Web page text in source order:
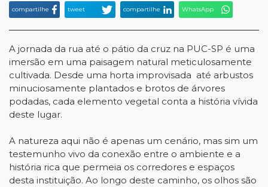
compartilhe tweet compartilhe WhatsApp
A jornada da rua até o pátio da cruz na PUC-SP é uma
imersão em uma paisagem natural meticulosamente
cultivada. Desde uma horta improvisada até arbustos
minuciosamente plantados e brotos de árvores
podadas, cada elemento vegetal conta a história vívida
deste lugar.
A natureza aqui não é apenas um cenário, mas sim um
testemunho vivo da conexão entre o ambiente e a
história rica que permeia os corredores e espaços
desta instituição. Ao longo deste caminho, os olhos são